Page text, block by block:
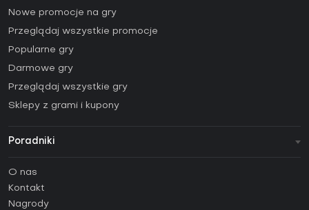
Nowe promocje na gry
Przeglądaj wszystkie promocje
Popularne gry
Darmowe gry
Przeglądaj wszystkie gry
Sklepy z grami i kupony
Poradniki
Poradniki
Jak aktywować klucz Steam (CD Key)?
O nas
Kontakt
Nagrody